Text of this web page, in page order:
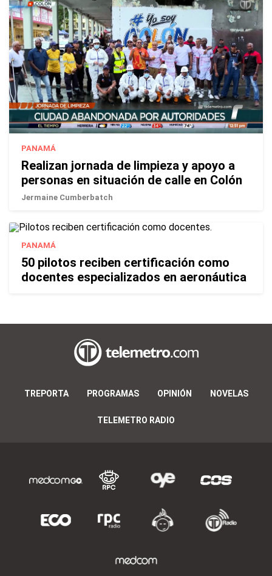
PANAMÁ
Realizan jornada de limpieza y apoyo a
personas en situación de calle en Colón
Jermaine Cumberbatch
PANAMÁ
50 pilotos reciben certificación como
docentes especializados en aeronáutica
TREPORTA PROGRAMAS OPINIÓN NOVELAS
TELEMETRO RADIO